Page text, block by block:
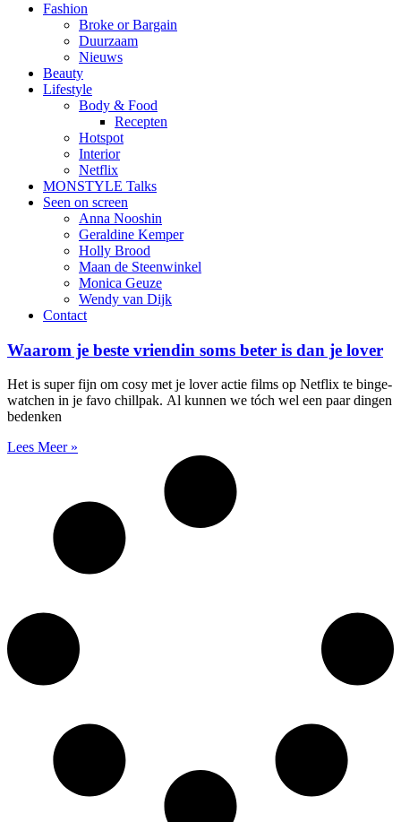
Fashion
Broke or Bargain
Duurzaam
Nieuws
Beauty
Lifestyle
Body & Food
Recepten
Hotspot
Interior
Netflix
MONSTYLE Talks
Seen on screen
Anna Nooshin
Geraldine Kemper
Holly Brood
Maan de Steenwinkel
Monica Geuze
Wendy van Dijk
Contact
Waarom je beste vriendin soms beter is dan je lover
Het is super fijn om cosy met je lover actie films op Netflix te binge-
watchen in je favo chillpak. Al kunnen we tóch wel een paar dingen
bedenken
Lees Meer »